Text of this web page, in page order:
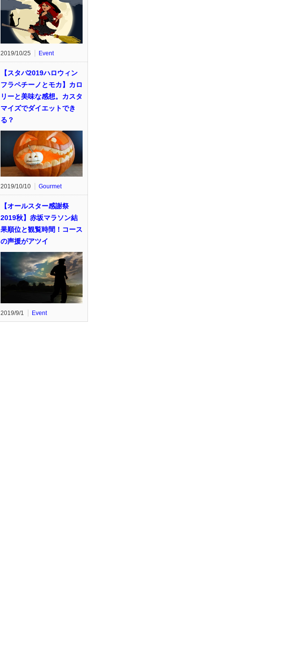
2019/10/25 Event
【スタバ2019ハロウィン
フラペチーノとモカ】カロ
リーと美味な感想。カスタ
マイズでダイエットでき
る？
2019/10/10 Gourmet
【オールスター感謝祭
2019秋】赤坂マラソン結
果順位と観覧時間！コース
の声援がアツイ
2019/9/1 Event